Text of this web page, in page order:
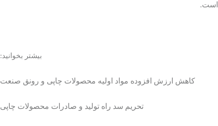
بیشتر بخوانید:
کاهش ارزش افزوده مواد اولیه محصولات چاپی و رونق صنعت
تحریم سد راه تولید و صادرات محصولات چاپی